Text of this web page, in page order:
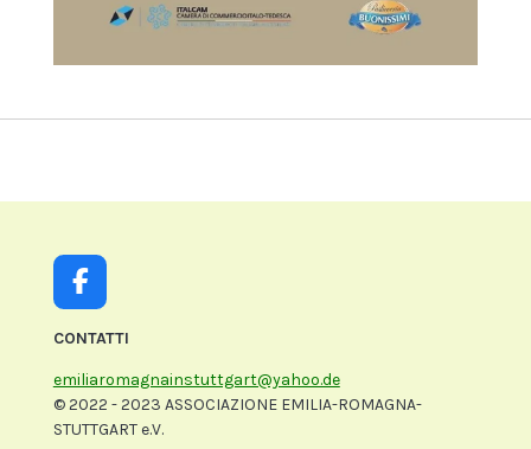
F
a
c
b
o
o
CONTATTI
emiliaromagnainstuttgart@yahoo.de
© 2022 - 2023 ASSOCIAZIONE EMILIA-ROMAGNA-
STUTTGART e.V.